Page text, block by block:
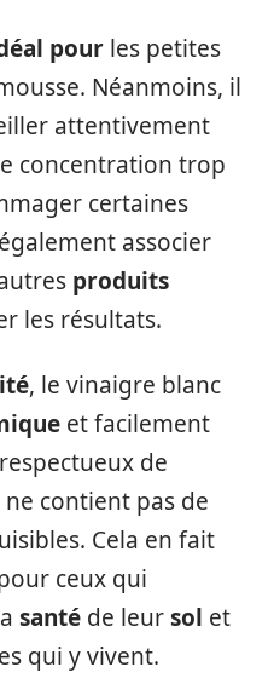
pour les petites
Néanmoins, il
attentivement
concentration trop
certaines
associer
produits
les résultats.
, le vinaigre blanc
et facilement
de
contient pas de
Cela en fait
ceux qui
santé de leursol et
qui y vivent.